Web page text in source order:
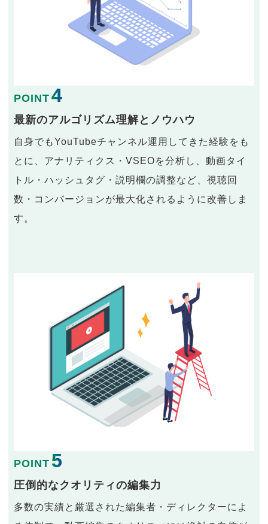
POINT 4
最新のアルゴリズム理解とノウハウ
自身でもYouTubeチャンネル運用してきた経験をも
とに、アナリティクス・VSEOを分析し、動画タイ
トル・ハッシュタグ・説明欄の調整など、視聴回
数・コンバージョンが最大化されるように改善しま
す。
POINT 5
圧倒的なクオリティの編集力
多数の実績と厳選された編集者・ディレクターによ